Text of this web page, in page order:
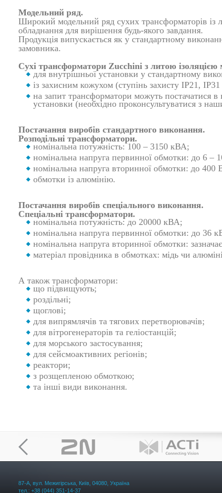
Модельний ряд.
Широкий модельний ряд сухих трансформаторів із
обладнання для вирішення будь-якого завдання.
Продукція випускається як у стандартному
замовника.
Сухі трансформатори Zucchini з литою ізоляцією
для внутрішньої установки у стандартному
із захисним кожухом (ступінь захисту IP21,
на запит трансформатори можуть постачатися в
установки (необхідно проконсультуватися з
Постачання виробів стандартного виконання.
Розподільні трансформатори.
номінальна потужність: 100 – 3150 кВА;
номінальна напруга первинної обмотки: до 6 –
номінальна напруга вторинної обмотки: до 400
обмотки із алюмінію.
Постачання виробів спеціального виконання.
Спеціальні трансформатори.
номінальна потужність: до 20000 кВА;
номінальна напруга первинної обмотки: до 36
номінальна напруга вторинної обмотки:
матеріал провідника в обмотках: мідь чи
А також трансформатори:
що підвищують;
роздільні;
щоглові;
для випрямлячів та тягових перетворювачів;
для вітрогенераторів та геліостанцій;
для морського застосування;
для сейсмоактивних регіонів;
реактори;
з розщепленою обмоткою;
та інші види виконання.
87-А, вул. Межигірська, Київ, 04080, Україна
тел.: +38 (044) 351-14-37